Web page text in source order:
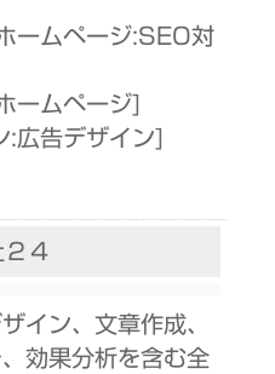
ームページ:SEO対
ームページ]
:広告デザイン]
４
イン、文章作成、
効果分析を含む全